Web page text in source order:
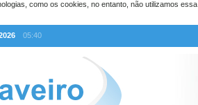
como os cookies, no entanto, não utilizamos
05:40